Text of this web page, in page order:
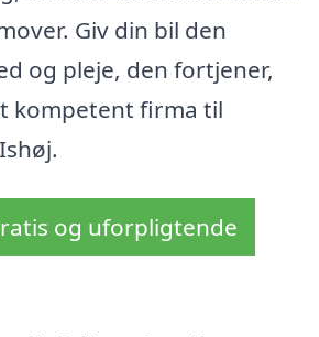
Giv din bil den
og pleje, den fortjener,
kompetent firma til
og uforpligtende